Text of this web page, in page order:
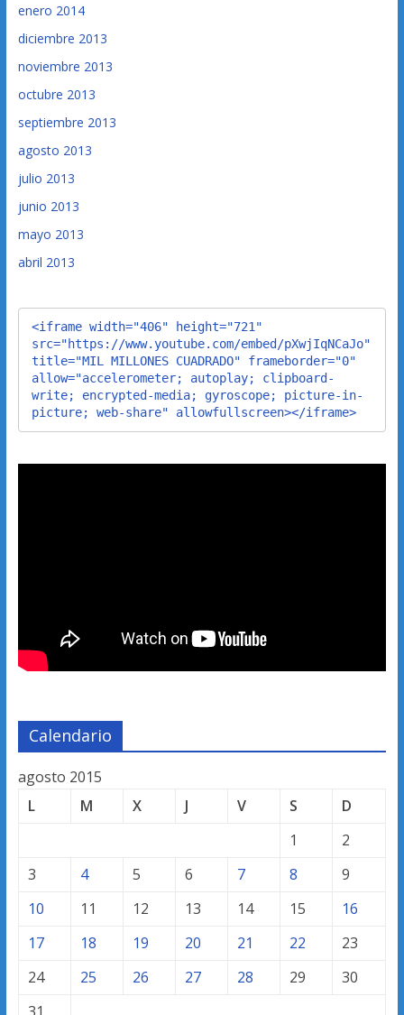
enero 2014
diciembre 2013
noviembre 2013
octubre 2013
septiembre 2013
agosto 2013
julio 2013
junio 2013
mayo 2013
abril 2013
<iframe width="406" height="721"
src="https://www.youtube.com/embed/pXwjIqNCaJo"
title="MIL MILLONES CUADRADO" frameborder="0"
allow="accelerometer; autoplay; clipboard-
write; encrypted-media; gyroscope; picture-in-
picture; web-share" allowfullscreen></iframe>
Calendario
agosto 2015
L
M X J V S
D
1
2
3
4 5 6 7 8
9
10
11 12 13 14 15
16
17
18 19 20 21 22
23
24
25 26 27 28 29
30